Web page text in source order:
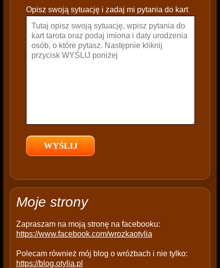
e
a
e
e
p
y
Opisz swoją sytuację i zadaj mi pytania do kart
Moje strony
Zapraszam na moją stronę na facebooku:
https://www.facebook.com/wrozkaotylia
Polecam również mój blog o wróżbach i nie tylko:
https://blog.otylia.pl